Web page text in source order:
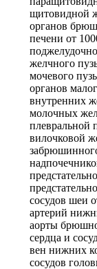
щитовидной
органов
печени от
желчного
мочевого
органов
внутренних
молочных
плевральной
вилочковой
сосудов шеи
артерий
аорты
сердца и
вен нижних
сосудов